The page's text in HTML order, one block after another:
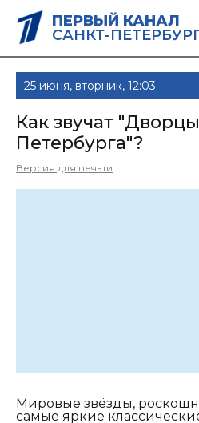
ПЕРВЫЙ КАНАЛ
САНКТ-
25 июня, вторник, 12:03
Как звучат
Петербурга"?
Версия для печати
Мировые звёзды,
самые яркие